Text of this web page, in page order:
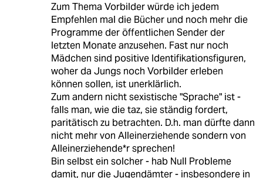
Zum Thema Vorbilder würde ich jedem
Empfehlen mal die Bücher und noch mehr die
Programme der öffentlichen Sender der
letzten Monate anzusehen. Fast nur noch
Mädchen sind positive Identifikationsfiguren,
woher da Jungs noch Vorbilder erleben
können sollen, ist unerklärlich.
Zum andern nicht sexistische "Sprache" ist -
falls man, wie die taz, sie ständig fordert,
paritätisch zu betrachten. D.h. man dürfte dann
nicht mehr von Alleinerziehende sondern von
Alleinerziehende*r sprechen!
Bin selbst ein solcher - hab Null Probleme
damit, nur die Jugendämter - insbesondere in